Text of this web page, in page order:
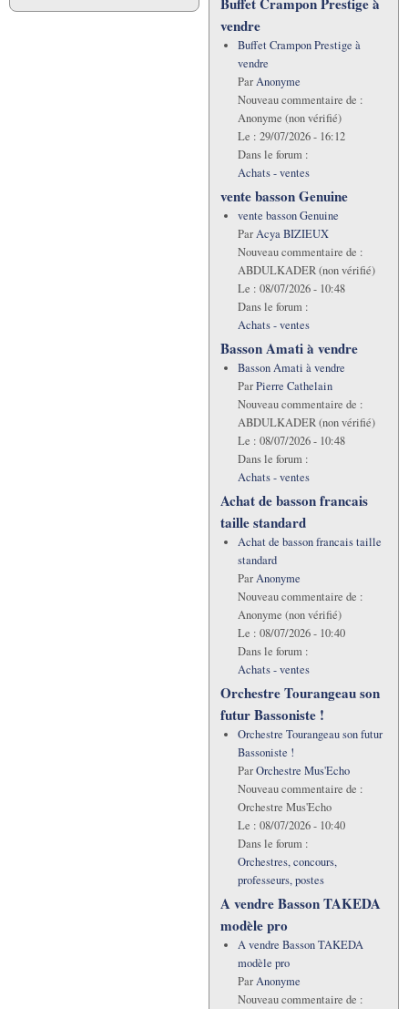
vendre
Buffet Crampon Prestige à
vendre
ParAnonyme
Nouveau commentaire de :
Anonyme (non vérifié)
Le : 29/07/2026 - 16:12
Dans le forum :
Achats - ventes
vente basson Genuine
vente basson Genuine
ParAcya BIZIEUX
Nouveau commentaire de :
ABDULKADER (non vérifié)
Le : 08/07/2026 - 10:48
Dans le forum :
Achats - ventes
Basson Amati à vendre
Basson Amati à vendre
ParPierre Cathelain
Nouveau commentaire de :
ABDULKADER (non vérifié)
Le : 08/07/2026 - 10:48
Dans le forum :
Achats - ventes
Achat de basson francais
taille standard
Achat de basson francais taille
standard
ParAnonyme
Nouveau commentaire de :
Anonyme (non vérifié)
Le : 08/07/2026 - 10:40
Dans le forum :
Achats - ventes
Orchestre Tourangeau son
futur Bassoniste !
Orchestre Tourangeau son futur
Bassoniste !
ParOrchestre Mus'Echo
Nouveau commentaire de :
Orchestre Mus'Echo
Le : 08/07/2026 - 10:40
Dans le forum :
Orchestres, concours,
professeurs, postes
A vendre Basson TAKEDA
modèle pro
A vendre Basson TAKEDA
modèle pro
ParAnonyme
Nouveau commentaire de :